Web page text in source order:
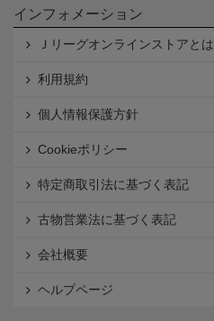
インフォメーション
Ｊリーグオンラインストアとは
利用規約
個人情報保護方針
Cookieポリシー
特定商取引法に基づく表記
古物営業法に基づく表記
会社概要
ヘルプページ